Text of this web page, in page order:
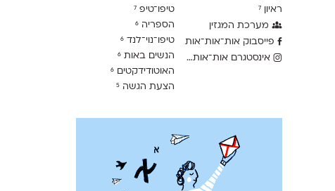
ראיון 7
מערכת המגזין
פייסבוק אות־אות־אות
אינסטגרם אות־אות־אות
טיפו־טיפ 7
הספריה 6
טיפו־נוי־לנד 6
הנשים באות 6
האוטודידקטים 6
הצעת הגשה 5